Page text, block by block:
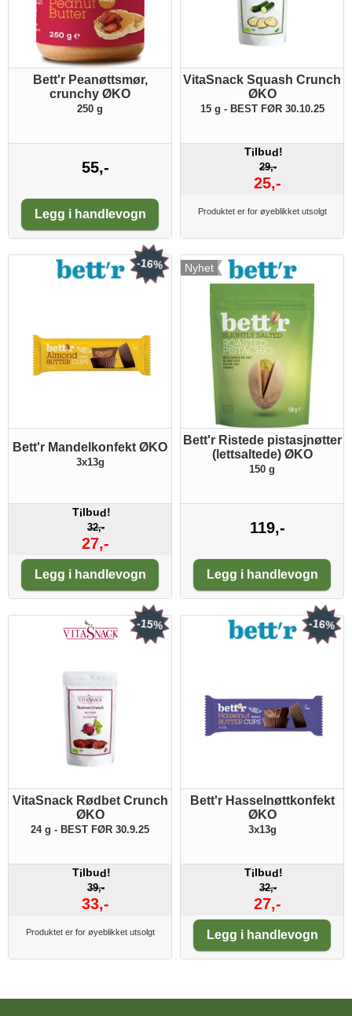
Bett'r Peanøttsmør,
crunchy ØKO
250 g
55,-
Legg i handlevogn
VitaSnack Squash Crunch
ØKO
15 g - BEST FØR 30.10.25
Tilbud!
29,-
25,-
Produktet er for øyeblikket utsolgt
Bett'r Mandelkonfekt ØKO
3x13g
Tilbud!
32,-
27,-
-16%
Legg i handlevogn
Nyhet
Bett'r Ristede pistasjnøtter
(lettsaltede) ØKO
150 g
119,-
Legg i handlevogn
VitaSnack Rødbet Crunch
ØKO
24 g - BEST FØR 30.9.25
Tilbud!
39,-
33,-
-15%
Produktet er for øyeblikket utsolgt
Bett'r Hasselnøttkonfekt
ØKO
3x13g
Tilbud!
32,-
27,-
-16%
Legg i handlevogn